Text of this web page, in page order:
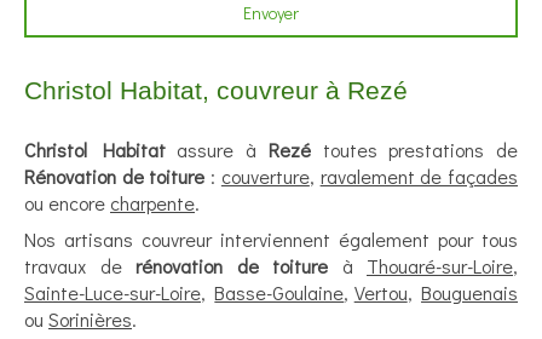
Envoyer
Christol Habitat, couvreur à Rezé
Christol Habitatassure à Rezétoutes prestations de
Rénovation de toiture : couverture, ravalement de façades
ou encore charpente.
Nos artisans couvreur interviennent également pour tous
travaux de rénovation de toiture à Thouaré-sur-Loire,
Sainte-Luce-sur-Loire,Basse-Goulaine, Vertou,Bouguenais
ou Sorinières.